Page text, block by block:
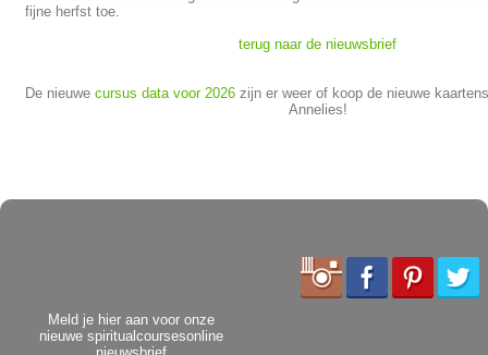
fijne herfst toe.
terug naar de nieuwsbrief
De nieuwe cursus data voor 2026 zijn er weer of koop de nieuwe
Annelies!
Meld je hier aan voor onze
nieuwe spiritualcoursesonline